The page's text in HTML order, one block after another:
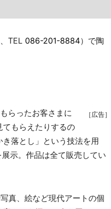
TEL 086-201-8884）で陶
［広告］
らったお客さまに
もらえたりするの
落とし」という技法を用
示。作品は全て販売してい
真、絵など現代アートの個